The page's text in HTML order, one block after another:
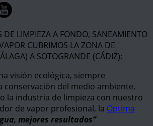
DE LIMPIEZA A FONDO, SANEAMIENTO
CUBRIMOS LA ZONA DE
A SOTOGRANDE (CÁDIZ):
visión ecológica, siempre
conservación del medio ambiente.
la industria de limpieza con nuestro
de vapor profesional, la Optima
mejores resultados”